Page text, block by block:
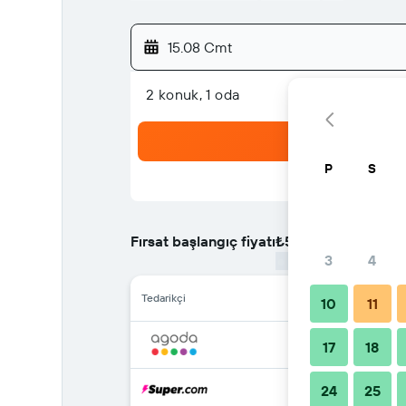
15.08 Cmt
2 konuk, 1 oda
Fırsat başlangıç fiyatı₺5.716
Tedarikçi
P S
3 4
10 11
17 18
24 25